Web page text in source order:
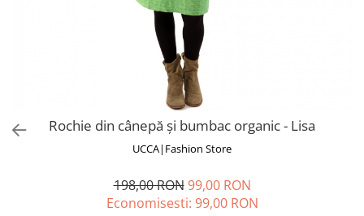
Rucsacuri Mari
Rucsacuri Mici
Rochie din cânepă și bumbac organic - Lisa
UCCA|Fashion Store
198,00 RON 99,00 RON
Economisesti: 99,00 RON